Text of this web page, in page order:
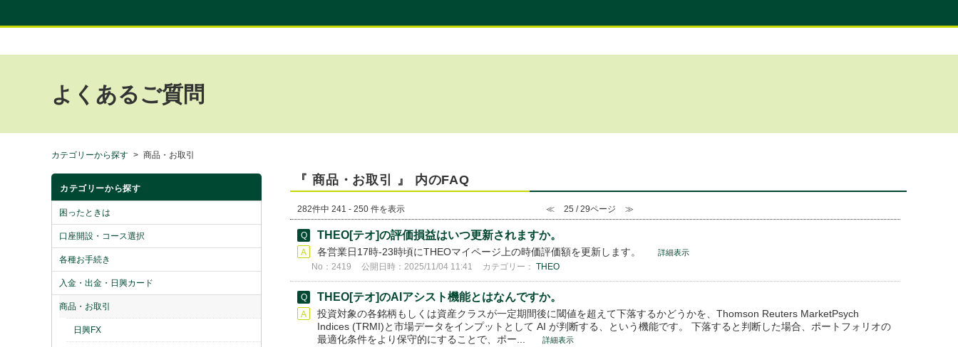
よくあるご質問
カテゴリーから探す > 商品・お取引
カテゴリーから探す
困ったときは
口座開設・コース選択
各種お手続き
入金・出金・日興カード
商品・お取引
日興FX
『 商品・お取引 』 内のFAQ
282件中 241 - 250 件を表示 ≪ 25 / 29ページ ≫
THEO[テオ]の評価損益はいつ更新されますか。
各営業日17時-23時頃にTHEOマイページ上の時価評価額を更新します。 詳細表示
No：2419 公開日時：2025/11/04 11:41 カテゴリー： THEO
THEO[テオ]のAIアシスト機能とはなんですか。
投資対象の各銘柄もしくは資産クラスが一定期間後に閾値を超えて下落するかどうかを、Thomson Reuters MarketPsych
Indices (TRMI)と市場データをインプットとして AI が判断する、という機能です。 下落すると判断した場合、ポートフォリオの
最適化条件をより保守的にすることで、ポー...
詳細表示